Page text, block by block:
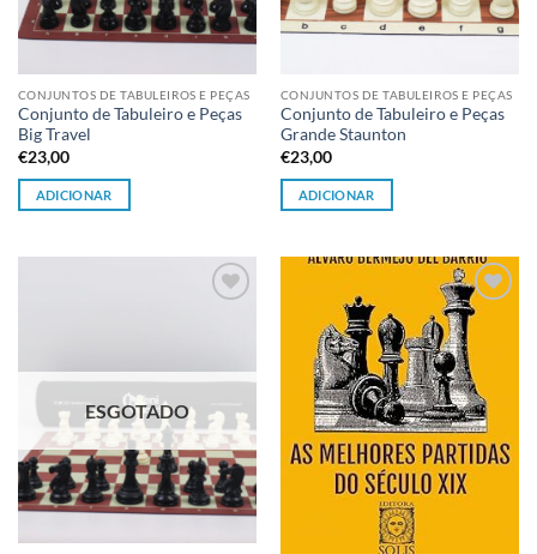
CONJUNTOS DE TABULEIROS E PEÇAS
Conjunto de Tabuleiro e Peças
Big Travel
€23,00
ADICIONAR
CONJUNTOS DE TABULEIROS E PEÇAS
Conjunto de Tabuleiro e Peças
Grande Staunton
€23,00
ADICIONAR
ESGOTADO
Adicionar
à lista de
desejos